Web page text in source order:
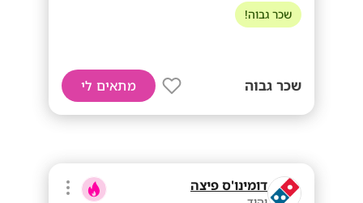
שכר גבוה!
שכר גבוה מתאים לי
דומינו'ס פיצה